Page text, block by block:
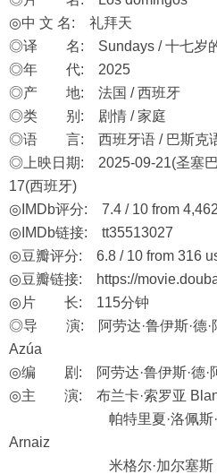
◎中 文 名: 礼拜天
◎译 名: Sundays / 十七岁的
◎年 代: 2025
◎产 地: 法国 / 西班牙
◎类 别: 剧情 / 家庭
◎语 言: 西班牙语 / 巴斯克
◎上映日期: 2025-09-21(圣塞巴
17(西班牙)
◎IMDb评分: 7.4 / 10 from
◎IMDb链接: tt35513027
◎豆瓣评分: 6.8 / 10 from 316
◎豆瓣链接:
https://
◎片 长: 115分钟
◎导 演: 阿劳达·鲁伊斯·德·
Azúa
◎编 剧: 阿劳达·鲁伊斯·德·
◎主 演: 布兰卡·索罗亚
帕特里夏·洛佩斯·阿奈
Arnaiz
米格尔·加尔塞斯